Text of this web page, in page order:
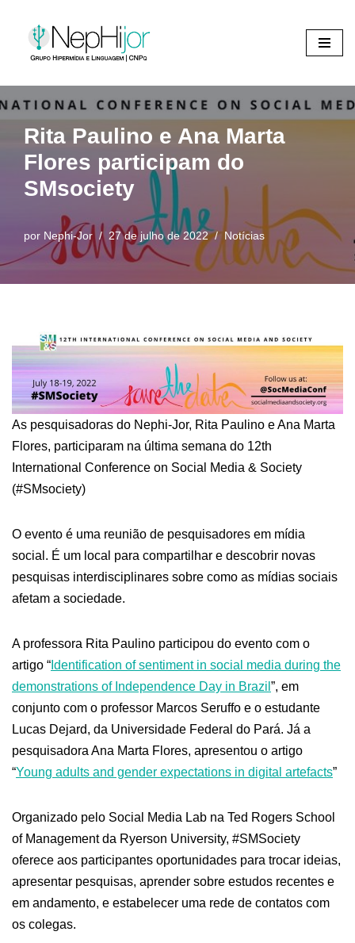
Pular
o
conteúdo
Rita Paulino e Ana Marta
Flores participam do
SMsociety
por Nephi-Jor 27 de julho de 2022 Notícias
As pesquisadoras do Nephi-Jor, Rita Paulino e Ana Marta
Flores, participaram na última semana do 12th
International Conference on Social Media & Society
(#SMsociety)
O evento é uma reunião de pesquisadores em mídia
social. É um local para compartilhar e descobrir novas
pesquisas interdisciplinares sobre como as mídias sociais
afetam a sociedade.
A professora Rita Paulino participou do evento com o
artigo “ Identification of sentiment in social media during the
demonstrations of Independence Day in Brazil ”, em
conjunto com o professor Marcos Seruffo e o estudante
Lucas Dejard, da Universidade Federal do Pará. Já a
pesquisadora Ana Marta Flores, apresentou o artigo
“Young adults and gender expectations in digital artefacts”
Organizado pelo Social Media Lab na Ted Rogers School
of Management da Ryerson University, #SMSociety
oferece aos participantes oportunidades para trocar ideias,
apresentar pesquisas, aprender sobre estudos recentes e
em andamento, e estabelecer uma rede de contatos com
os colegas.